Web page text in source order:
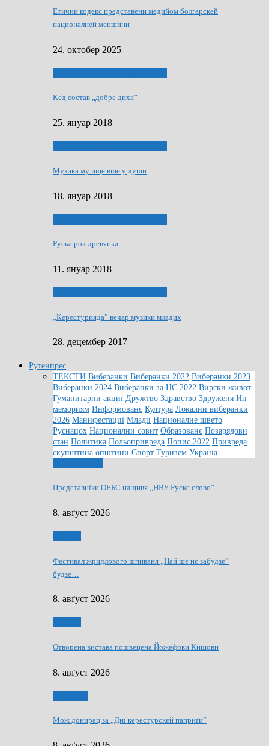
Етични кодекс представени медийом болгарскей
националней меншини
24. октобер 2025
Кед состав „добре диха”
25. януар 2018
Музика му ище вше у души
18. януар 2018
Руска рок древянка
11. януар 2018
„Керестурияда” вечар музики младих
28. децембер 2017
Рутенпрес
ТЕКСТИ Виберанки Виберанки 2022 Виберанки 2023
Виберанки 2024 Виберанки за НС 2022 Вирски живот
Гуманитарни акциї Дружтво Здравство Здруженя Ин
мемориям Информованє Култура Локални виберанки
2026 Манифестациї Млади Националне швето
Руснацох Национални совит Образованє Позарядови
стан Политика Польопривреда Попис 2022 Привреда
скупштина општини Спорт Туризем Україна
Представнїки ОЕБС нащивя „НВУ Руске слово”
8. авґуст 2026
Фестивал жридлового шпиваня „Най ше нє забудзе”
будзе…
8. авґуст 2026
Отворена вистава пошвецена Йожефови Кишови
8. авґуст 2026
Мож донирац за „Днї керестурскей паприґи”